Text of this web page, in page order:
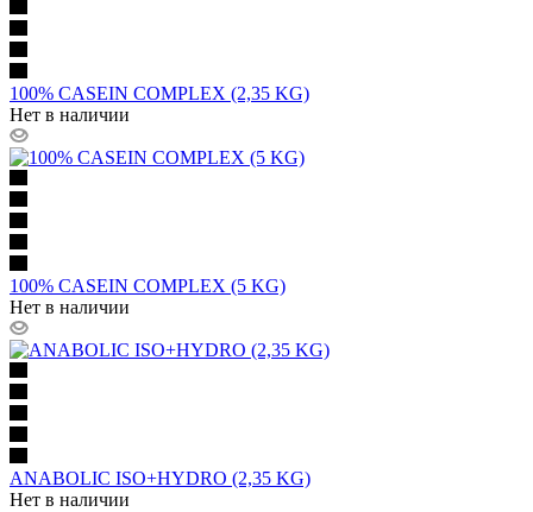
100% CASEIN COMPLEX (2,35 KG)
Нет в наличии
100% CASEIN COMPLEX (5 KG)
Нет в наличии
ANABOLIC ISO+HYDRO (2,35 KG)
Нет в наличии